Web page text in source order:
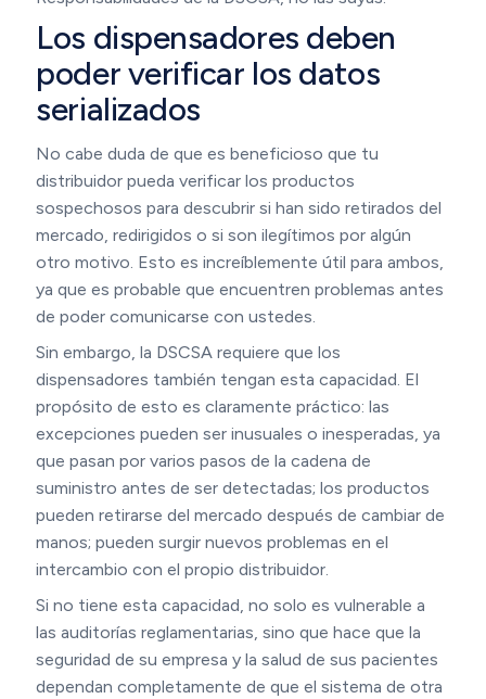
Los dispensadores deben
poder verificar los datos
serializados
No cabe duda de que es beneficioso que tu
distribuidor pueda verificar los productos
sospechosos para descubrir si han sido retirados del
mercado, redirigidos o si son ilegítimos por algún
otro motivo. Esto es increíblemente útil para ambos,
ya que es probable que encuentren problemas antes
de poder comunicarse con ustedes.
Sin embargo, la DSCSA requiere que los
dispensadores también tengan esta capacidad. El
propósito de esto es claramente práctico: las
excepciones pueden ser inusuales o inesperadas, ya
que pasan por varios pasos de la cadena de
suministro antes de ser detectadas; los productos
pueden retirarse del mercado después de cambiar de
manos; pueden surgir nuevos problemas en el
intercambio con el propio distribuidor.
Si no tiene esta capacidad, no solo es vulnerable a
las auditorías reglamentarias, sino que hace que la
seguridad de su empresa y la salud de sus pacientes
dependan completamente de que el sistema de otra